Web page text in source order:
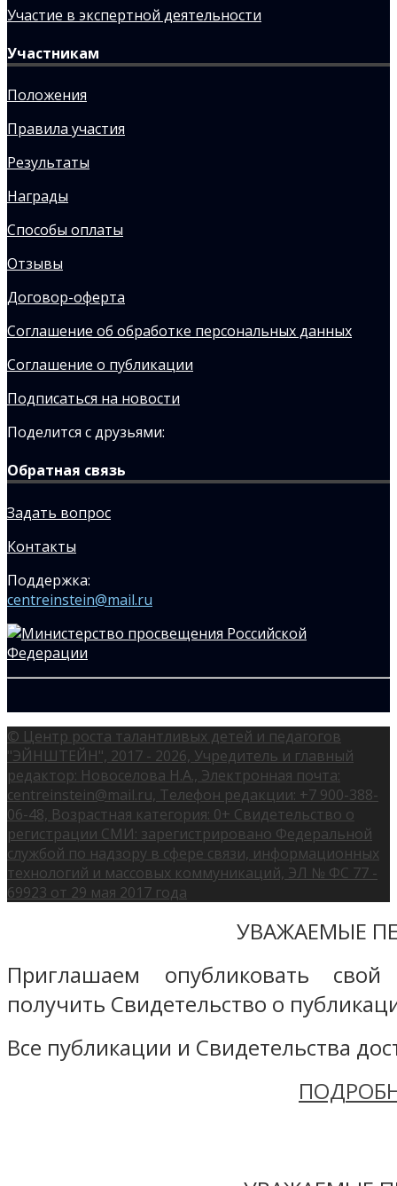
Участие в экспертной деятельности
Участникам
Положения
Правила участия
Результаты
Награды
Способы оплаты
Отзывы
Договор-оферта
Соглашение об обработке персональных данных
Соглашение о публикации
Подписаться на новости
Поделится с друзьями:
Обратная связь
Задать вопрос
Контакты
Поддержка:
centreinstein@mail.ru
© Центр роста талантливых детей и педагогов
"ЭЙНШТЕЙН", 2017 - 2026, Учредитель и главный
редактор: Новоселова Н.А., Электронная почта:
centreinstein@mail.ru, Телефон редакции: +7 900-388-
06-48, Возрастная категория: 0+ Свидетельство о
регистрации СМИ: зарегистрировано Федеральной
службой по надзору в сфере связи, информационных
технологий и массовых коммуникаций, ЭЛ № ФС 77 -
69923 от 29 мая 2017 года
УВАЖАЕМЫЕ
Приглашаем опубликовать
получить Свидетельство о
Все публикации и Свидетельства